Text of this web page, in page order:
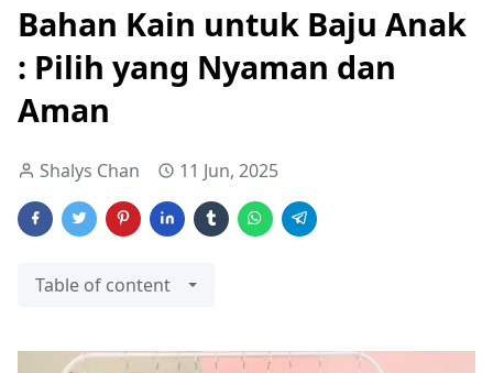
Bahan Kain untuk Baju Anak
: Pilih yang Nyaman dan
Aman
Shalys Chan 11 Jun, 2025
Table of content